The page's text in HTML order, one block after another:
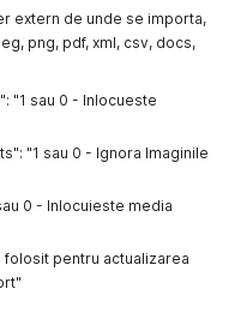
,
extern de unde se importa,
png, pdf, xml, csv, docs,
"1 sau 0 - Inlocueste
"1 sau 0 - Ignora Imaginile
0 - Inlocuieste media
pentru actualizarea